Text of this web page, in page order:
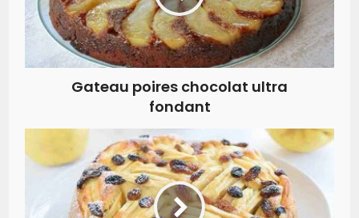
Gateau poires chocolat ultra
fondant